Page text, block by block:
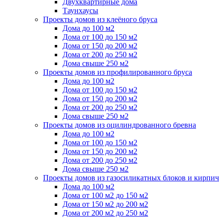
Таунхаусы
Проекты домов из клеёного бруса
Дома до 100 м2
Дома от 100 до 150 м2
Дома от 150 до 200 м2
Дома от 200 до 250 м2
Дома свыше 250 м2
Проекты домов из профилированного бруса
Дома до 100 м2
Дома от 100 до 150 м2
Дома от 150 до 200 м2
Дома от 200 до 250 м2
Дома свыше 250 м2
Проекты домов из оцилиндрованного бревна
Дома до 100 м2
Дома от 100 до 150 м2
Дома от 150 до 200 м2
Дома от 200 до 250 м2
Дома свыше 250 м2
Проекты домов из газосиликатных блоков и
Дома до 100 м2
Дома от 100 м2 до 150 м2
Дома от 150 м2 до 200 м2
Дома от 200 м2 до 250 м2